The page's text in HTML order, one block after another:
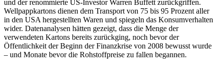
und der renommierte US-Investor Warren Buffett zurückgriffen.
Wellpappkartons dienen dem Transport von 75 bis 95 Prozent aller
in den USA hergestellten Waren und spiegeln das Konsumverhalten
wider. Datenanalysen hätten gezeigt, dass die Menge der
verwendeten Kartons bereits zurückging, noch bevor der
Öffentlichkeit der Beginn der Finanzkrise von 2008 bewusst wurde
– und Monate bevor die Rohstoffpreise zu fallen begannen.